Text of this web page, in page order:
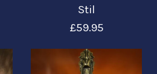
Stil
Stil
Stil
£59.95